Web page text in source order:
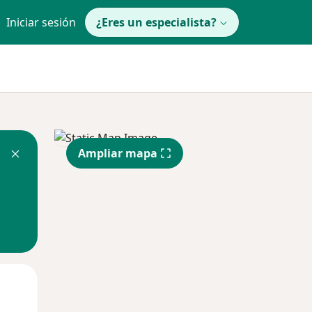
Iniciar sesión ¿Eres un especialista?
Ampliar mapa